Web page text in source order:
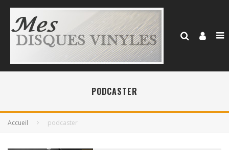
PODCASTER
Accueil podcaster